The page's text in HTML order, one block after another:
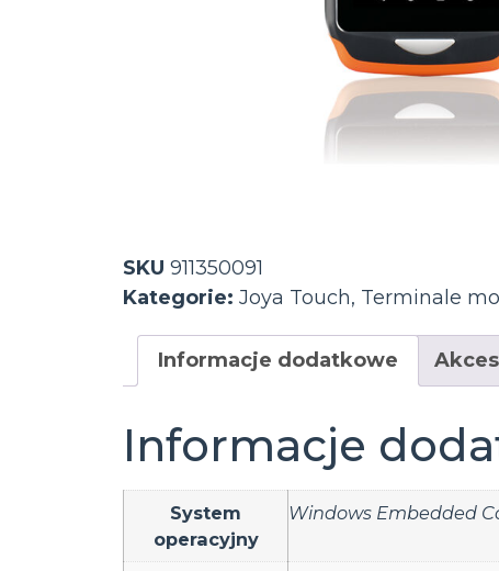
SKU 911350091
Kategorie: Joya Touch, Terminale
Informacje dodatkowe
Informacje
System
operacyjny
Windows Embedded